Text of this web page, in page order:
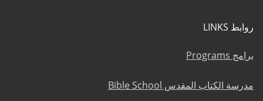
روابط LINKS
برامج Programs
مدرسة الكتاب المقدس Bible School